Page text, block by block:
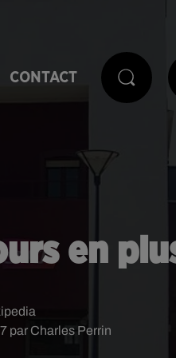
CONTACT
en
par Charles Perrin